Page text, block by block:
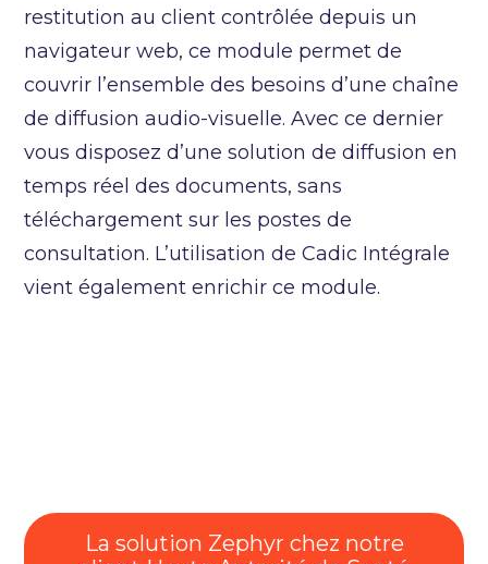
restitution au client contrôlée depuis un
navigateur web, ce module permet de
couvrir l’ensemble des besoins d’une chaîne
de diffusion audio-visuelle. Avec ce dernier
vous disposez d’une solution de diffusion en
temps réel des documents, sans
téléchargement sur les postes de
consultation. L’utilisation de Cadic Intégrale
vient également enrichir ce module.
La solution Zephyr chez notre